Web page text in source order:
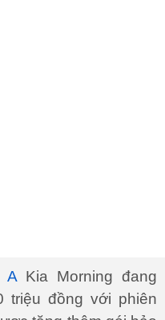
AKia Morning đang
triệu đồng với phiên